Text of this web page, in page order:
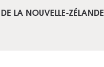
LA NOUVELLE-ZÉLANDE